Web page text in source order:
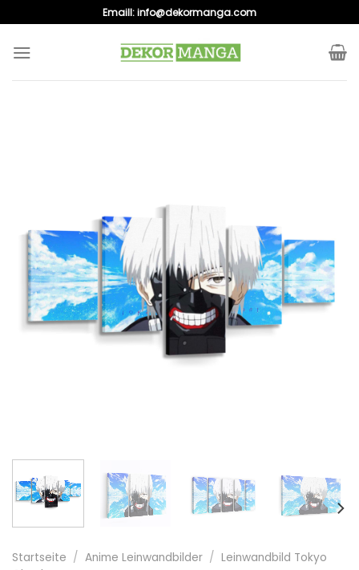
to
content
Emaill:info@dekormanga.com
Startseite / Anime Leinwandbilder / Leinwandbild Tokyo